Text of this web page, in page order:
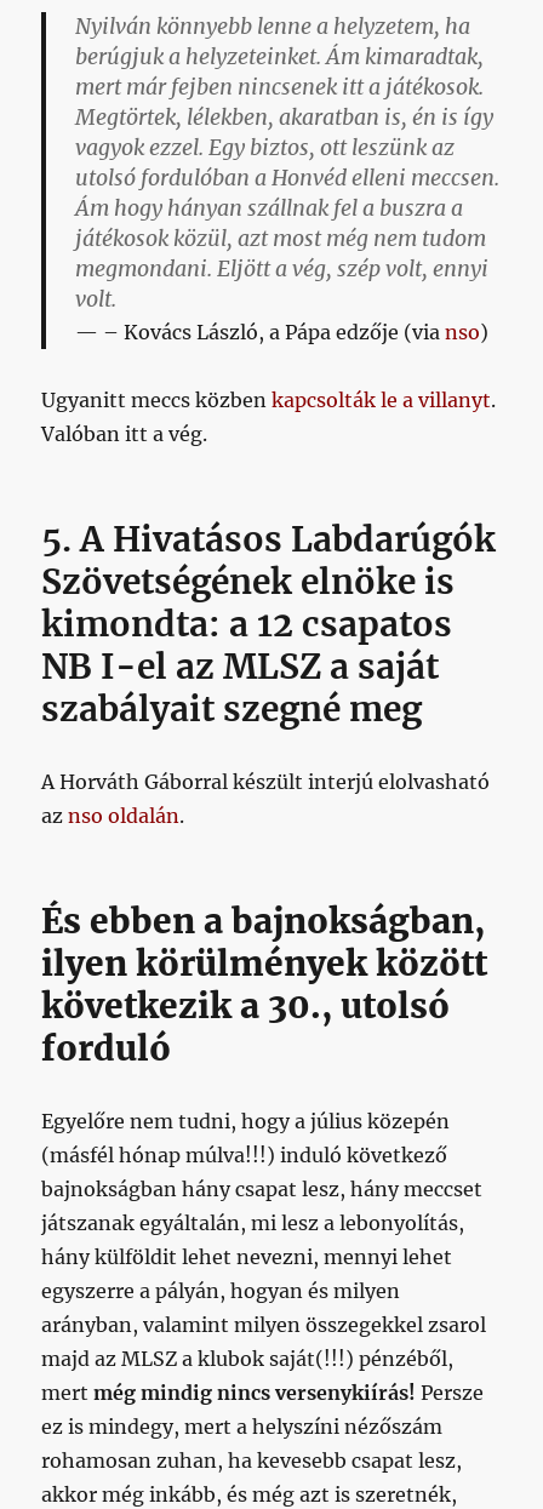
Nyilván könnyebb lenne a helyzetem, ha
berúgjuk a helyzeteinket. Ám kimaradtak,
mert már fejben nincsenek itt a játékosok.
Megtörtek, lélekben, akaratban is, én is így
vagyok ezzel. Egy biztos, ott leszünk az
utolsó fordulóban a Honvéd elleni meccsen.
Ám hogy hányan szállnak fel a buszra a
játékosok közül, azt most még nem tudom
megmondani. Eljött a vég, szép volt, ennyi
volt.
– Kovács László, a Pápa edzője (vianso)
Ugyanitt meccs közbenkapcsolták le a villanyt.
Valóban itt a vég.
5. A Hivatásos Labdarúgók
Szövetségének elnöke is
kimondta: a 12 csapatos
NB I-el az MLSZ a saját
szabályait szegné meg
A Horváth Gáborral készült interjú elolvasható
aznso oldalán.
És ebben a bajnokságban,
ilyen körülmények között
következik a 30., utolsó
forduló
Egyelőre nem tudni, hogy a július közepén
(másfél hónap múlva!!!) induló következő
bajnokságban hány csapat lesz, hány meccset
játszanak egyáltalán, mi lesz a lebonyolítás,
hány külföldit lehet nevezni, mennyi lehet
egyszerre a pályán, hogyan és milyen
arányban, valamint milyen összegekkel zsarol
majd az MLSZ a klubok saját(!!!) pénzéből,
mertmég mindig nincs versenykiírás!Persze
ez is mindegy, mert a helyszíni nézőszám
rohamosan zuhan, ha kevesebb csapat lesz,
akkor még inkább, és még azt is szeretnék,